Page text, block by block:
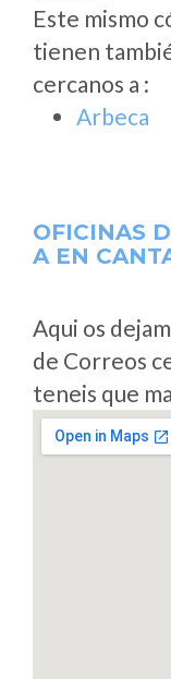
Este mismo
tienen
cercanos a :
Arbeca
OFICINAS
A EN
Aqui os
de Correos
teneis que